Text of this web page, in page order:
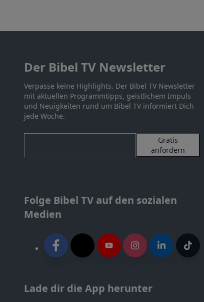
Der Bibel TV Newsletter
Verpasse keine Highlights. Der Bibel TV Newsletter
mit aktuellen Programmtipps, geistlichem Impuls
und Neuigkeiten rund um Bibel TV informiert Dich
jede Woche.
Gratis
anfordern
Folge Bibel TV auf den sozialen
Medien
Lade dir die App herunter